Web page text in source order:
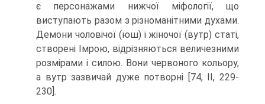
є персонажами нижчої мі­фології, що
виступають разом з різноманітними духами.
Демони чоловічої (юш) і жіночої (вутр) статі,
створені Імрою, відрізняються величезними
розмірами і силою. Вони червоного кольору,
а вутр зазвичай дуже потворні [74, II, 229-
230].